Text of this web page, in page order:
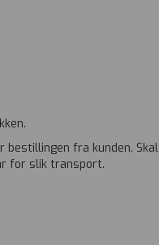
fra kunden. Skal
for slik transport.